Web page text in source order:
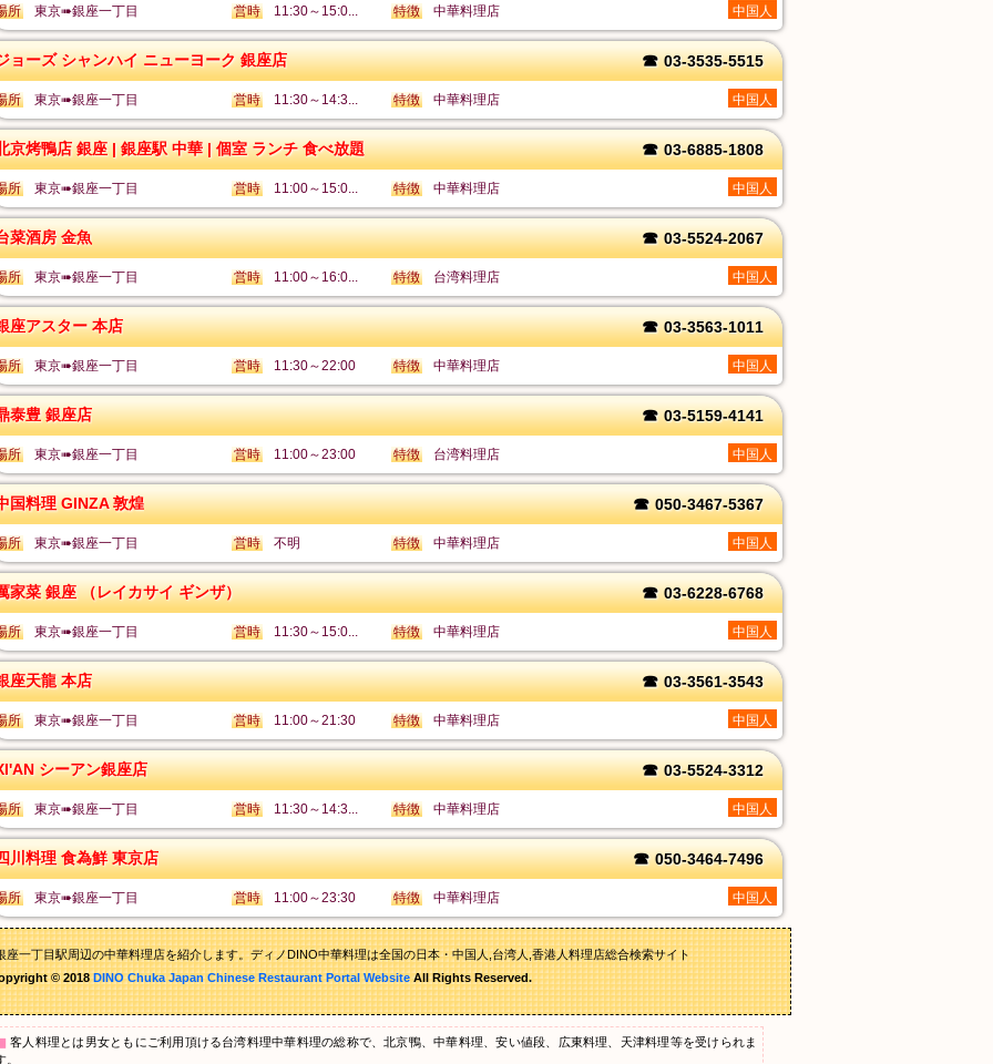
所 東京➠銀座一丁目 営時 11:30～15:0... 特徴 中華料理店 中国人
ョーズ シャンハイ ニューヨーク 銀座店 ☎ 03-3535-5515
所 東京➠銀座一丁目 営時 11:30～14:3... 特徴 中華料理店 中国人
京烤鴨店 銀座 | 銀座駅 中華 | 個室 ランチ 食べ放題 ☎ 03-6885-1808
所 東京➠銀座一丁目 営時 11:00～15:0... 特徴 中華料理店 中国人
菜酒房 金魚 ☎ 03-5524-2067
所 東京➠銀座一丁目 営時 11:00～16:0... 特徴 台湾料理店 中国人
座アスター 本店 ☎ 03-3563-1011
所 東京➠銀座一丁目 営時 11:30～22:00 特徴 中華料理店 中国人
泰豊 銀座店 ☎ 03-5159-4141
所 東京➠銀座一丁目 営時 11:00～23:00 特徴 台湾料理店 中国人
国料理 GINZA 敦煌 ☎ 050-3467-5367
所 東京➠銀座一丁目 営時 不明 特徴 中華料理店 中国人
家菜 銀座 （レイカサイ ギンザ） ☎ 03-6228-6768
所 東京➠銀座一丁目 営時 11:30～15:0... 特徴 中華料理店 中国人
座天龍 本店 ☎ 03-3561-3543
所 東京➠銀座一丁目 営時 11:00～21:30 特徴 中華料理店 中国人
シーアン銀座店 ☎ 03-5524-3312
所 東京➠銀座一丁目 営時 11:30～14:3... 特徴 中華料理店 中国人
川料理 食為鮮 東京店 ☎ 050-3464-7496
所 東京➠銀座一丁目 営時 11:00～23:30 特徴 中華料理店 中国人
座一丁目駅周辺の中華料理店を紹介します。ディノDINO中華料理は全国の日本・中国人,台湾人,香港人料理店総合検索サイト
© 2018DINO Chuka Japan Chinese Restaurant Portal WebsiteAll Rights Reserved.
客人料理とは男女ともにご利用頂ける台湾料理中華料理の総称で、北京鴨、中華料理、安い値段、広東料理、天津料理等を受けられま
。